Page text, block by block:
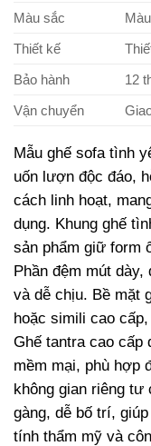
Màu sắc
Thiết kế
Bảo hành
12
Vận chuyển
Mẫu ghế sofa tình
uốn lượn độc đáo,
cách linh hoạt,
dụng. Khung ghế
sản phẩm giữ form
Phần đệm mút
và dễ chịu. Bề mặt
hoặc simili cao
Ghế tantra cao
mềm mại, phù hợp
không gian riêng
gàng, dễ bố trí,
tính thẩm mỹ và